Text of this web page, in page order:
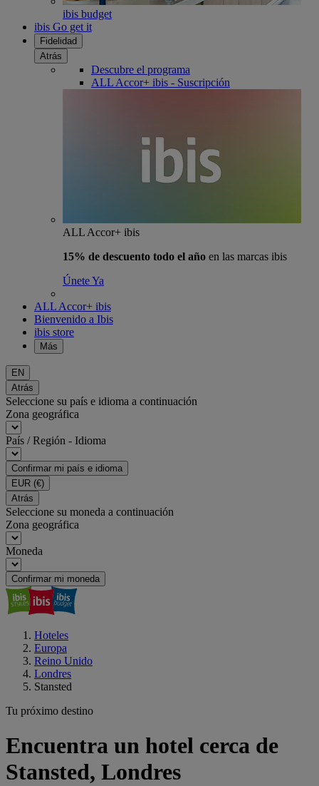
ibis budget
ibis Go get it
Fidelidad
Atrás
Descubre el programa
ALL Accor+ ibis - Suscripción
ALL Accor+ ibis
15% de descuento todo el año en las marcas ibis
Únete Ya
ALL Accor+ ibis
Bienvenido a Ibis
ibis store
Más
EN
Atrás
Seleccione su país e idioma a continuación
Zona geográfica
País / Región - Idioma
Confirmar mi país e idioma
EUR (€)
Atrás
Seleccione su moneda a continuación
Zona geográfica
Moneda
Confirmar mi moneda
Hoteles
Europa
Reino Unido
Londres
Stansted
Tu próximo destino
Encuentra un hotel cerca de
Stansted, Londres